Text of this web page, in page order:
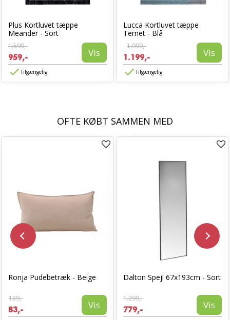
Plus Kortluvet tæppe
Meander - Sort
1.599,-
959,- Vis
Tilgængelig
Lucca Kortluvet tæppe
Ternet - Blå
1.999,-
1.199,- Vis
Tilgængelig
OFTE KØBT SAMMEN MED
Ronja Pudebetræk - Beige
139,-
83,- Vis
Dalton Spejl 67x193cm - Sort
1.299,-
779,- Vis